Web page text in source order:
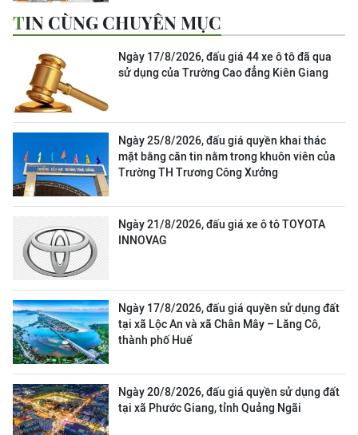
TIN CÙNG CHUYÊN MỤC
Ngày 17/8/2026, đấu giá 44 xe ô tô đã qua
sử dụng của Trường Cao đẳng Kiên Giang
Ngày 25/8/2026, đấu giá quyền khai thác
mặt bằng căn tin nằm trong khuôn viên của
Trường TH Trương Công Xưởng
Ngày 21/8/2026, đấu giá xe ô tô TOYOTA
INNOVAG
Ngày 17/8/2026, đấu giá quyền sử dụng đất
tại xã Lộc An và xã Chân Mây – Lăng Cô,
thành phố Huế
Ngày 20/8/2026, đấu giá quyền sử dụng đất
tại xã Phước Giang, tỉnh Quảng Ngãi